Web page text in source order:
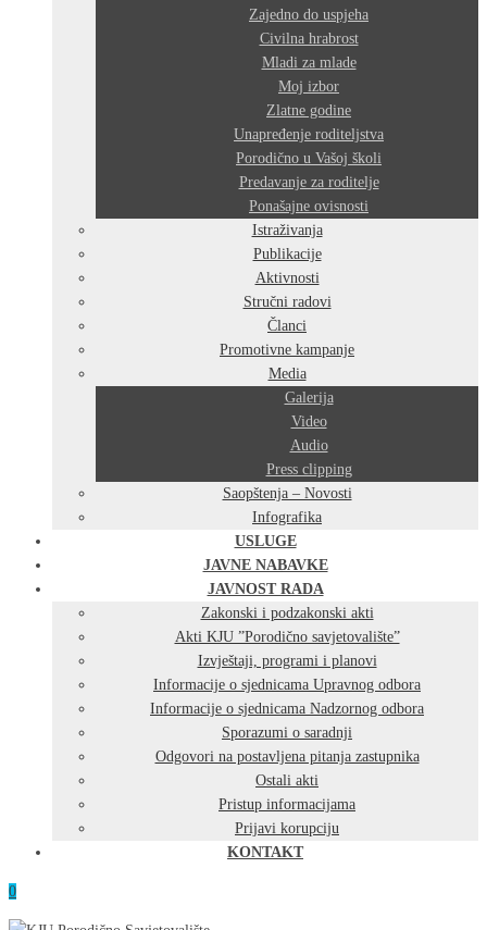
Zajedno do uspjeha
Civilna hrabrost
Mladi za mlade
Moj izbor
Zlatne godine
Unapređenje roditeljstva
Porodično u Vašoj školi
Predavanje za roditelje
Ponašajne ovisnosti
Istraživanja
Publikacije
Aktivnosti
Stručni radovi
Članci
Promotivne kampanje
Media
Galerija
Video
Audio
Press clipping
Saopštenja – Novosti
Infografika
USLUGE
JAVNE NABAVKE
JAVNOST RADA
Zakonski i podzakonski akti
Akti KJU ”Porodično savjetovalište”
Izvještaji, programi i planovi
Informacije o sjednicama Upravnog odbora
Informacije o sjednicama Nadzornog odbora
Sporazumi o saradnji
Odgovori na postavljena pitanja zastupnika
Ostali akti
Pristup informacijama
Prijavi korupciju
KONTAKT
0